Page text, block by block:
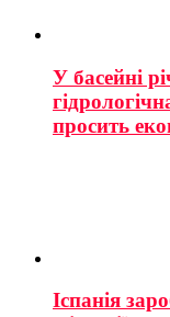
У басейні
просить
Іспанія